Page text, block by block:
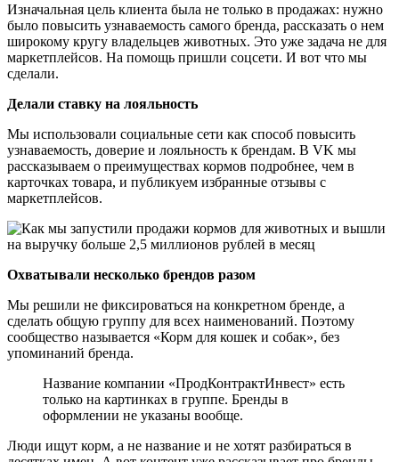
Изначальная цель клиента была не только в продажах: нужно
было повысить узнаваемость самого бренда, рассказать о нем
широкому кругу владельцев животных. Это уже задача не для
маркетплейсов. На помощь пришли соцсети. И вот что мы
сделали.
Делали ставку на лояльность
Мы использовали социальные сети как способ повысить
узнаваемость, доверие и лояльность к брендам. В VK мы
рассказываем о преимуществах кормов подробнее, чем в
карточках товара, и публикуем избранные отзывы с
маркетплейсов.
Охватывали несколько брендов разом
Мы решили не фиксироваться на конкретном бренде, а
сделать общую группу для всех наименований. Поэтому
сообщество называется «Корм для кошек и собак», без
упоминаний бренда.
Название компании «ПродКонтрактИнвест» есть
только на картинках в группе. Бренды в
оформлении не указаны вообще.
Люди ищут корм, а не название и не хотят разбираться в